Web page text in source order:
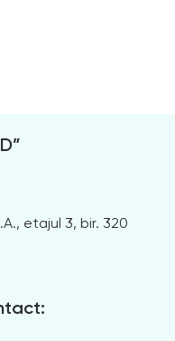
etajul 3, bir. 320